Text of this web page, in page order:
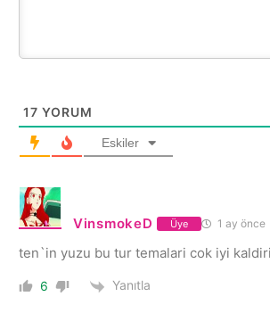
17 YORUM
Eskiler
VinsmokeD Üye 1 ay önce
ten`in yuzu bu tur temalari cok iyi
6 Yanıtla